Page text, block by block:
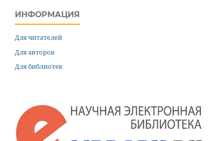
ИНФОРМАЦИЯ
Для читателей
Для авторов
Для библиотек